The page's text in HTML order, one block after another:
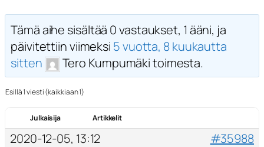
Tämä aihe sisältää 0 vastaukset, 1 ääni, ja
päivitettiin viimeksi 5 vuotta, 8 kuukautta
sitten
Tero Kumpumäki toimesta.
Esillä 1 viesti (kaikkiaan 1)
Julkaisija Artikkelit
2020-12-05, 13:12 #35988